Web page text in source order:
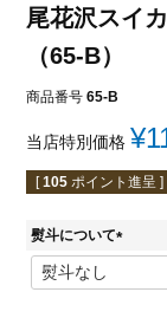
尾花沢スイ
（65-B）
商品番号 65-B
当店特別価格 ¥
[ 105 ポイント進呈 ]
熨斗について
(